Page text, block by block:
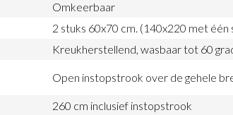
Omkeerbaar
2 stuks 60x70 cm. (140x220 met één
Kreukherstellend, wasbaar tot 60
Open instopstrook over de gehele
260 cm inclusief instopstrook